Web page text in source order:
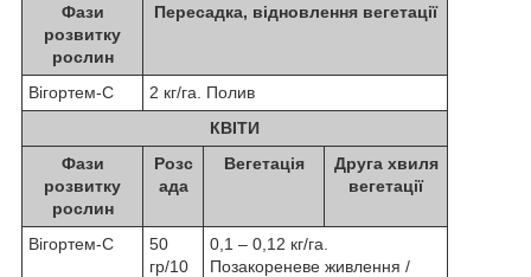
Фази
розвитку
рослин
Пересадка, відновлення вегетації
Вігортем-С
2 кг/га. Полив
КВІТИ
Фази
розвитку
рослин
Розс
ада
Вегетація
Друга хвиля
вегетації
Вігортем-С
50
гр/10
0,1 – 0,12 кг/га.
Позакореневе живлення /